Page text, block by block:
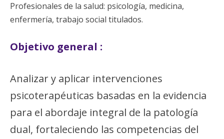
Profesionales de la salud: psicología, medicina,
enfermería, trabajo social titulados.
Objetivo general :
Analizar y aplicar intervenciones
psicoterapéuticas basadas en la evidencia
para el abordaje integral de la patología
dual, fortaleciendo las competencias del